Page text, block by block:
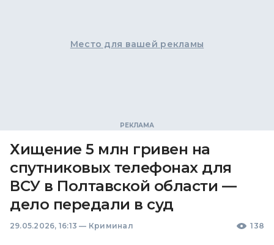
Место для вашей рекламы
Хищение 5 млн гривен на
спутниковых телефонах для
ВСУ в Полтавской области —
дело передали в суд
29.05.2026, 16:13 — Криминал 138